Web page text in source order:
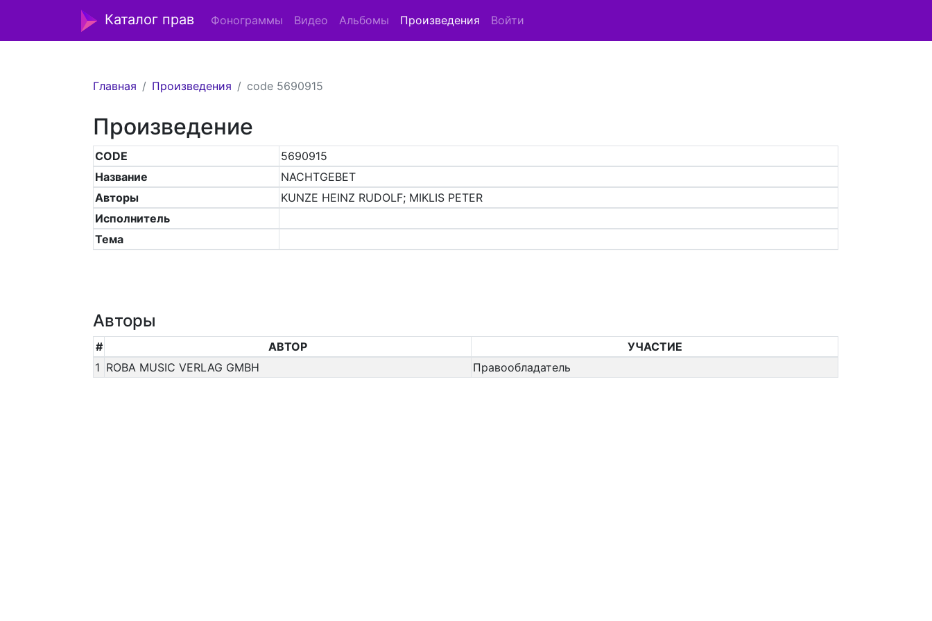
Каталог прав Фонограммы Видео Альбомы Произведения Войти
Главная Произведения code 5690915
Произведение
CODE
5690915
Название
NACHTGEBET
Авторы
KUNZE HEINZ RUDOLF; MIKLIS PETER
Исполнитель
Тема
Авторы
# АВТОР
УЧАСТИЕ
1 ROBA MUSIC VERLAG GMBH Правообладатель